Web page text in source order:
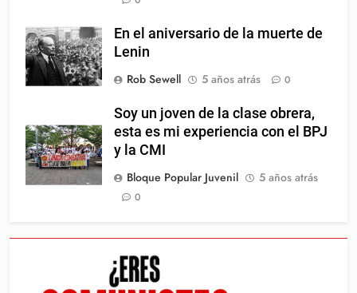
En el aniversario de la muerte de
Lenin
Rob Sewell
5 años atrás 0
Soy un joven de la clase obrera,
esta es mi experiencia con el BPJ
y la CMI
Bloque Popular Juvenil
5 años atrás
0